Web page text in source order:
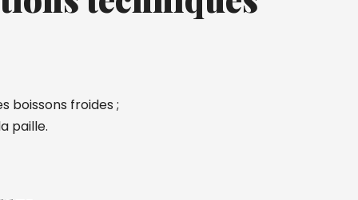
boissons froides ;
paille.